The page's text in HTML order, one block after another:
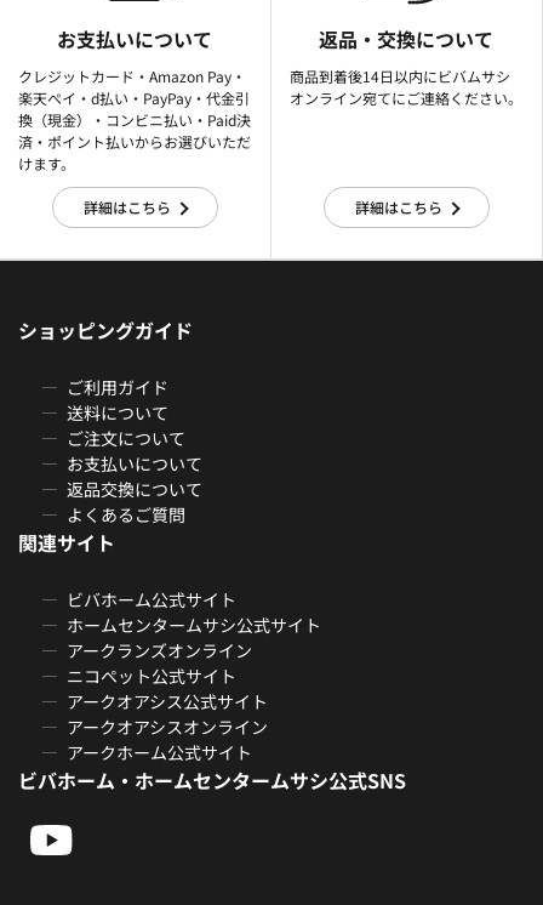
お支払いについて
クレジットカード・Amazon Pay・
楽天ぺイ・d払い・PayPay・代金引
換（現金）・コンビニ払い・Paid決
済・ポイント払いからお選びいただ
けます。
詳細はこちら
返品・交換について
商品到着後14日以内にビバムサシ
オンライン宛てにご連絡ください。
詳細はこちら
ショッピングガイド
ご利用ガイド
送料について
ご注文について
お支払いについて
返品交換について
よくあるご質問
関連サイト
ビバホーム公式サイト
ホームセンタームサシ公式サイト
アークランズオンライン
ニコペット公式サイト
アークオアシス公式サイト
アークオアシスオンライン
アークホーム公式サイト
ビバホーム・ホームセンタームサシ公式SNS